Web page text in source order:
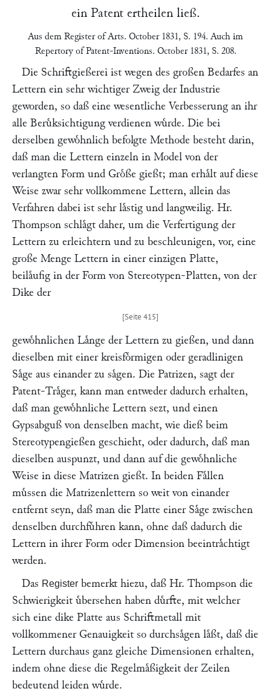
ein Patent ertheilen ließ.
Aus dem Register of Arts. October 1831, S. 194. Auch im
Repertory of Patent-Inventions. October 1831, S. 208.
Die Schriftgießerei ist wegen des großen Bedarfes an
Lettern ein sehr wichtiger Zweig der Industrie
geworden, so daß eine wesentliche Verbesserung an ihr
alle Beruͤksichtigung verdienen wuͤrde. Die bei
derselben gewoͤhnlich befolgte Methode besteht darin,
daß man die Lettern einzeln in Model von der
verlangten Form und Groͤße gießt; man erhaͤlt auf diese
Weise zwar sehr vollkommene Lettern, allein das
Verfahren dabei ist sehr laͤstig und langweilig. Hr.
Thompson schlaͤgt daher, um die Verfertigung der
Lettern zu erleichtern und zu beschleunigen, vor, eine
große Menge Lettern in einer einzigen Platte,
beilaͤufig in der Form von Stereotypen-Platten, von der
Dike der
gewoͤhnlichen Laͤnge der Lettern zu gießen, und dann
dieselben mit einer kreisfoͤrmigen oder geradlinigen
Saͤge aus einander zu saͤgen. Die Patrizen, sagt der
Patent-Traͤger, kann man entweder dadurch erhalten,
daß man gewoͤhnliche Lettern sezt, und einen
Gypsabguß von denselben macht, wie dieß beim
Stereotypengießen geschieht, oder dadurch, daß man
dieselben auspunzt, und dann auf die gewoͤhnliche
Weise in diese Matrizen gießt. In beiden Faͤllen
muͤssen die Matrizenlettern so weit von einander
entfernt seyn, daß man die Platte einer Saͤge zwischen
denselben durchfuͤhren kann, ohne daß dadurch die
Lettern in ihrer Form oder Dimension beeintraͤchtigt
werden.
Das Register bemerkt hiezu, daß Hr. Thompson die
Schwierigkeit uͤbersehen haben duͤrfte, mit welcher
sich eine dike Platte aus Schriftmetall mit
vollkommener Genauigkeit so durchsaͤgen laͤßt, daß die
Lettern durchaus ganz gleiche Dimensionen erhalten,
indem ohne diese die Regelmaͤßigkeit der Zeilen
bedeutend leiden wuͤrde.